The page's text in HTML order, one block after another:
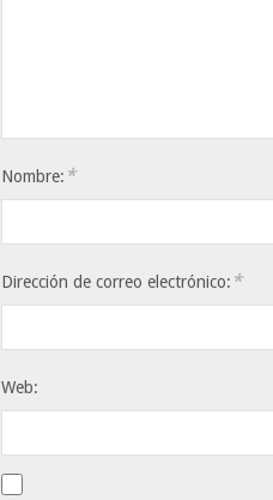
Nombre: *
Dirección de correo electrónico: *
Web: